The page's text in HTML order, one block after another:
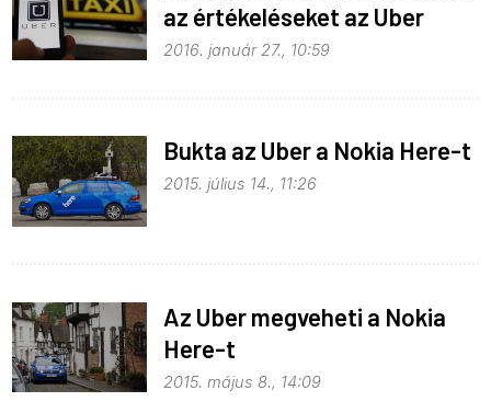
az értékeléseket az Uber
2016. január 27., 10:59
Bukta az Uber a Nokia Here-t
2015. július 14., 11:26
Az Uber megveheti a Nokia
Here-t
2015. május 8., 14:09